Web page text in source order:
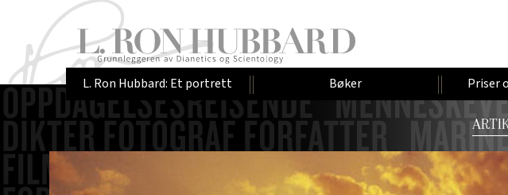
L. Ron Hubbard: Et portrett Bøker Priser